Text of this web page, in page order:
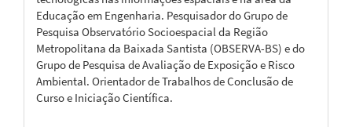
Educação em Engenharia. Pesquisador do Grupo de
Pesquisa Observatório Socioespacial da Região
Metropolitana da Baixada Santista (OBSERVA-BS) e do
Grupo de Pesquisa de Avaliação de Exposição e Risco
Ambiental. Orientador de Trabalhos de Conclusão de
Curso e Iniciação Científica.